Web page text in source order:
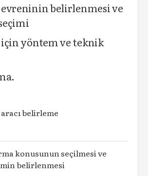
belirlenmesi ve
yöntem ve teknik
belirleme
konusunun seçilmesi ve
belirlenmesi